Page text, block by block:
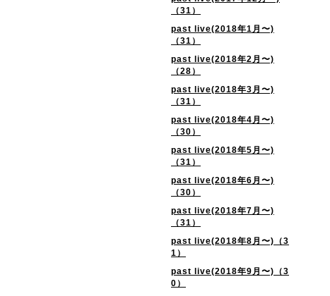
（31）
past live(2018年1月〜)
（31）
past live(2018年2月〜)
（28）
past live(2018年3月〜)
（31）
past live(2018年4月〜)
（30）
past live(2018年5月〜)
（31）
past live(2018年6月〜)
（30）
past live(2018年7月〜)
（31）
past live(2018年8月〜)（3
1）
past live(2018年9月〜)（3
0）